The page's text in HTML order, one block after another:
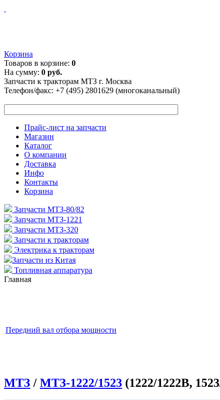
Корзина
Товаров в корзине: 0
На сумму: 0 руб.
Запчасти к тракторам МТЗ г. Москва
Телефон/факс: +7 (495) 2801629 (многоканальный)
Прайс-лист на запчасти
Магазин
Каталог
О компании
Доставка
Инфо
Контакты
Корзина
Запчасти МТЗ-80/82
Запчасти МТЗ-1221
Запчасти МТЗ-320
Запчасти к тракторам
Электрика к тракторам
Запчасти из Китая
Топливная аппаратура
Главная
Передний вал отбора мощности
МТЗ / МТЗ-1222/1523 (1222/1222В,